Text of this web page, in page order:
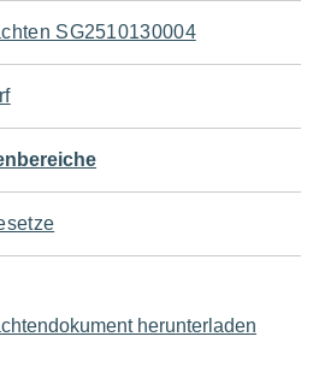
SG2510130004
herunterladen